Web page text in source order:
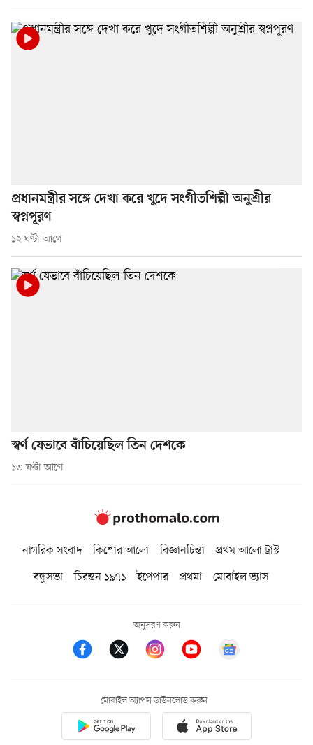
প্রধানমন্ত্রীর সঙ্গে দেখা করে খুদে সংগীতশিল্পী অনুশ্রীর
স্বপ্নপূরণ
১২ ঘণ্টা আগে
স্বর্ণ যেভাবে বাঁচিয়েছিল তিন দেশকে
১৩ ঘণ্টা আগে
নাগরিক সংবাদ কিশোর আলো বিজ্ঞানচিন্তা
প্রথম আলো ট্রাস্ট
বন্ধুসভা
চিরন্তন ১৯৭১ ইপেপার প্রথমা মোবাইল ভ্যাস
অনুসরণ করুন
মোবাইল অ্যাপস ডাউনলোড করুন